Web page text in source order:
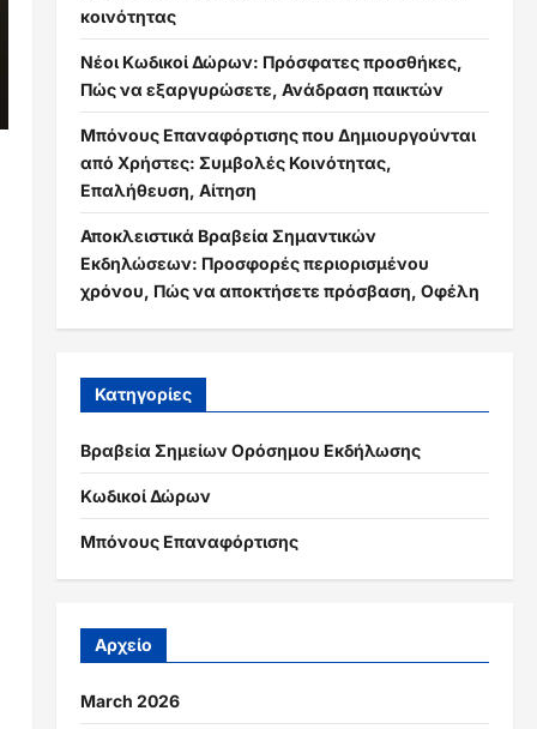
κοινότητας
Νέοι Κωδικοί Δώρων: Πρόσφατες προσθήκες,
Πώς να εξαργυρώσετε, Ανάδραση παικτών
Μπόνους Επαναφόρτισης που Δημιουργούνται
από Χρήστες: Συμβολές Κοινότητας,
Επαλήθευση, Αίτηση
Αποκλειστικά Βραβεία Σημαντικών
Εκδηλώσεων: Προσφορές περιορισμένου
χρόνου, Πώς να αποκτήσετε πρόσβαση, Οφέλη
Κατηγορίες
Βραβεία Σημείων Ορόσημου Εκδήλωσης
Κωδικοί Δώρων
Μπόνους Επαναφόρτισης
Αρχείο
March 2026